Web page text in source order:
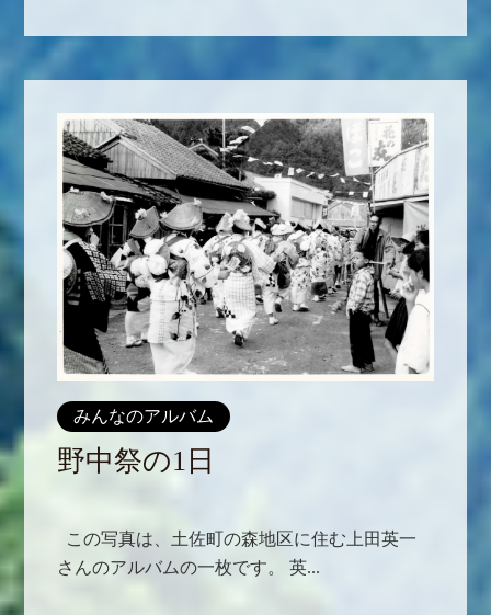
みんなのアルバム
野中祭の1日
この写真は、土佐町の森地区に住む上田英一
さんのアルバムの一枚です。 英...